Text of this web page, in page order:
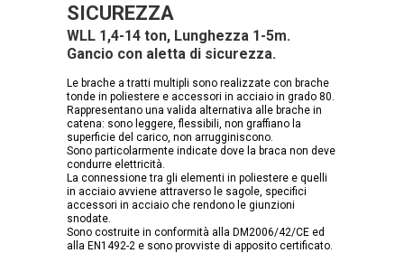
SICUREZZA
WLL 1,4-14 ton, Lunghezza 1-5m.
Gancio con aletta di sicurezza.
Le brache a tratti multipli sono realizzate con brache
tonde in poliestere e accessori in acciaio in grado 80.
Rappresentano una valida alternativa alle brache in
catena: sono leggere, flessibili, non graffiano la
superficie del carico, non arrugginiscono.
Sono particolarmente indicate dove la braca non deve
condurre elettricità.
La connessione tra gli elementi in poliestere e quelli
in acciaio avviene attraverso le sagole, specifici
accessori in acciaio che rendono le giunzioni
snodate.
Sono costruite in conformità alla DM2006/42/CE ed
alla EN1492-2 e sono provviste di apposito certificato.